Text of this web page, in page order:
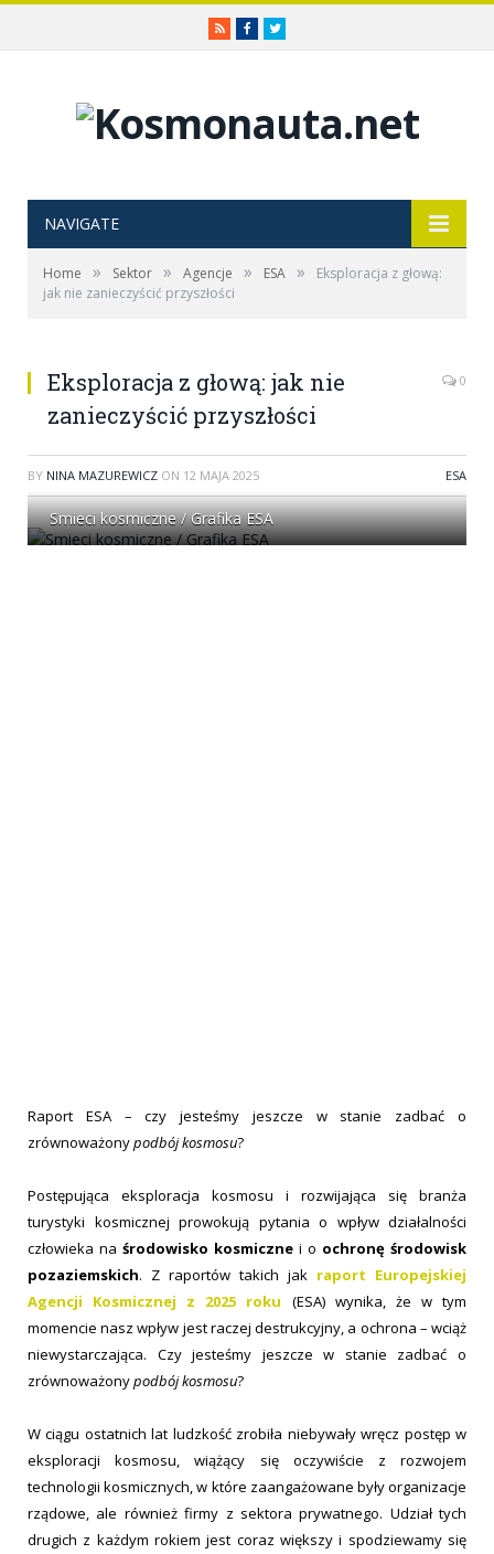
RSSFacebookTwitter
NAVIGATE
Home » Sektor » Agencje » ESA »
Eksploracja z głową:
jak nie zanieczyścić przyszłości
Eksploracja z głową: jak nie
zanieczyścić przyszłości
0
BY NINA MAZUREWICZ ON 12 MAJA 2025 ESA
Smieci kosmiczne / Grafika ESA
Raport ESA – czy jesteśmy jeszcze w stanie zadbać o
zrównoważonypodbój kosmosu?
Postępująca eksploracja kosmosu i rozwijająca się branża
turystyki kosmicznej prowokują pytania o wpływ działalności
człowieka na środowisko kosmiczne i o ochronę środowisk
pozaziemskich. Z raportów takich jak raport Europejskiej
Agencji Kosmicznej z 2025 roku (ESA) wynika, że w tym
momencie nasz wpływ jest raczej destrukcyjny, a ochrona – wciąż
niewystarczająca. Czy jesteśmy jeszcze w stanie zadbać o
zrównoważonypodbój kosmosu?
W ciągu ostatnich lat ludzkość zrobiła niebywały wręcz postęp w
eksploracji kosmosu, wiążący się oczywiście z rozwojem
technologii kosmicznych, w które zaangażowane były organizacje
rządowe, ale również firmy z sektora prywatnego. Udział tych
drugich z każdym rokiem jest coraz większy i spodziewamy się